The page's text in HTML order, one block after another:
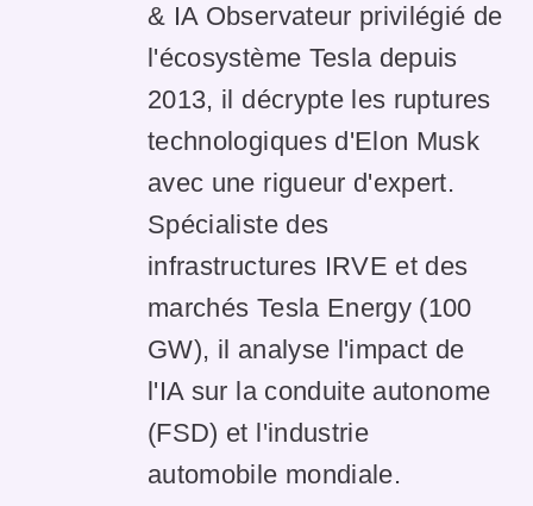
& IA Observateur privilégié de
l'écosystème Tesla depuis
2013, il décrypte les ruptures
technologiques d'Elon Musk
avec une rigueur d'expert.
Spécialiste des
infrastructures IRVE et des
marchés Tesla Energy (100
GW), il analyse l'impact de
l'IA sur la conduite autonome
(FSD) et l'industrie
automobile mondiale.